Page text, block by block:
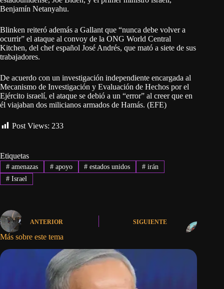
Benjamín Netanyahu.
Blinken reiteró además a Gallant que “nunca debe volver a
ocurrir” el ataque al convoy de la ONG World Central
Kitchen, del chef español José Andrés, que mató a siete de sus
trabajadores.
De acuerdo con un investigación independiente encargada al
Mecanismo de Investigación y Evaluación de Hechos por el
Ejército israelí, el ataque se debió a un “error” al creer que en
él viajaban dos milicianos armados de Hamás. (EFE)
Post Views: 233
Etiquetas
#amenazas #apoyo # estados unidos # irán
#Israel
ANTERIOR SIGUIENTE
Más sobre este tema